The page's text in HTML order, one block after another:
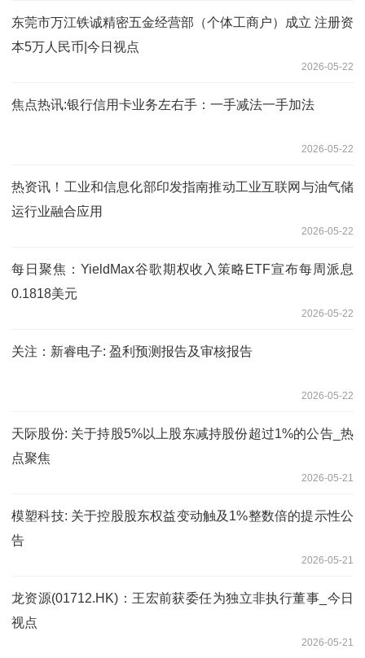
东莞市万江铁诚精密五金经营部（个体工商户）成立 注册资
本5万人民币|今日视点
2026-05-22
焦点热讯:银行信用卡业务左右手：一手减法一手加法
2026-05-22
热资讯！工业和信息化部印发指南推动工业互联网与油气储
运行业融合应用
2026-05-22
每日聚焦：YieldMax谷歌期权收入策略ETF宣布每周派息
0.1818美元
2026-05-22
关注：新睿电子: 盈利预测报告及审核报告
2026-05-22
天际股份: 关于持股5%以上股东减持股份超过1%的公告_热
点聚焦
2026-05-21
模塑科技: 关于控股股东权益变动触及1%整数倍的提示性公
告
2026-05-21
龙资源(01712.HK)：王宏前获委任为独立非执行董事_今日
视点
2026-05-21